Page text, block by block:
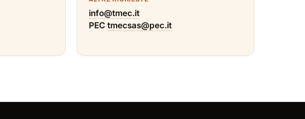
info@tmec.it
PEC tmecsas@pec.it